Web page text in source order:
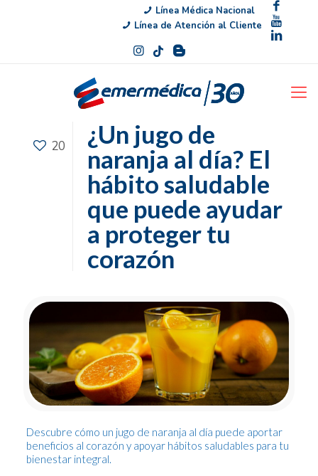
Línea Médica Nacional
Línea de Atención al Cliente
20
¿Un jugo de
naranja al día? El
hábito saludable
que puede ayudar
a proteger tu
corazón
Descubre cómo un jugo de naranja al día puede aportar
beneficios al corazón y apoyar hábitos saludables para tu
bienestar integral.